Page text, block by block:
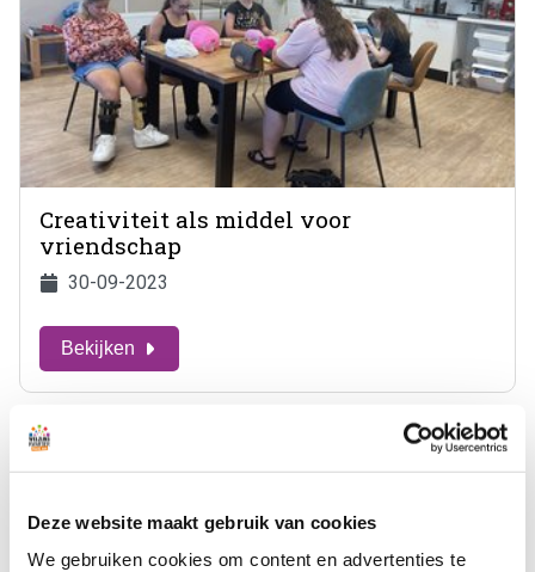
Deze website maakt gebruik van cookies
We gebruiken cookies om content en advertenties te
Creativiteit als middel voor
vriendschap
30-09-2023
Bekijken